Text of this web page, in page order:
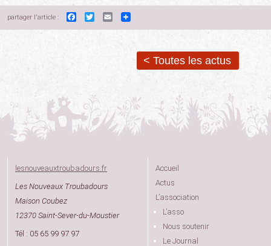
partager l'article : Facebook
TwitterEmail
< Toutes les actus
lesnouveauxtroubadours.fr
Les Nouveaux Troubadours
Maison Coubez
12370 Saint-Sever-du-Moustier
Tél : 05 65 99 97 97
Accueil
Actus
L’association
L’asso
Nous soutenir
Le Journal